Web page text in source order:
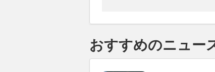
おすすめのニュー